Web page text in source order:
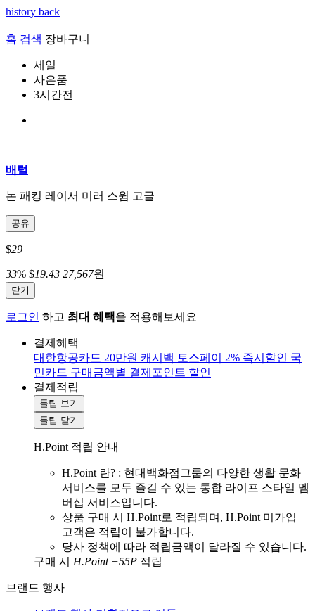
history back
홈 검색 장바구니
세일
사은품
3시간전
배럴
논 패킹 레이서 미러 스윔 고글
공유
$29
33% $19.43 27,567원
닫기
로그인 하고 최대 혜택을 적용해보세요
결제혜택
대한항공카드 20만원 캐시백 토스페이 2% 즉시할인 국
민카드 구매금액별 결제포인트 할인
결제적립
툴팁 보기
툴팁 닫기
H.Point 적립 안내
H.Point 란? : 현대백화점그룹의 다양한 생활 문화
서비스를 모두 즐길 수 있는 통합 라이프 스타일 멤
버십 서비스입니다.
상품 구매 시 H.Point로 적립되며, H.Point 미가입
고객은 적립이 불가합니다.
당사 정책에 따라 적립금액이 달라질 수 있습니다.
구매 시 H.Point +55P 적립
브랜드 행사